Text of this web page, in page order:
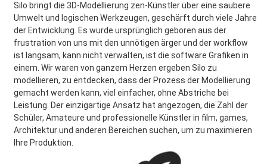
Silo bringt die 3D-Modellierung zen-Künstler über eine saubere
Umwelt und logischen Werkzeugen, geschärft durch viele Jahre
der Entwicklung. Es wurde ursprünglich geboren aus der
frustration von uns mit den unnötigen ärger und der workflow
ist langsam, kann nicht verwalten, ist die software Grafiken in
einem. Wir waren von ganzem Herzen ergeben Silo zu
modellieren, zu entdecken, dass der Prozess der Modellierung
gemacht werden kann, viel einfacher, ohne Abstriche bei
Leistung. Der einzigartige Ansatz hat angezogen, die Zahl der
Schüler, Amateure und professionelle Künstler in film, games,
Architektur und anderen Bereichen suchen, um zu maximieren
Ihre Produktion.